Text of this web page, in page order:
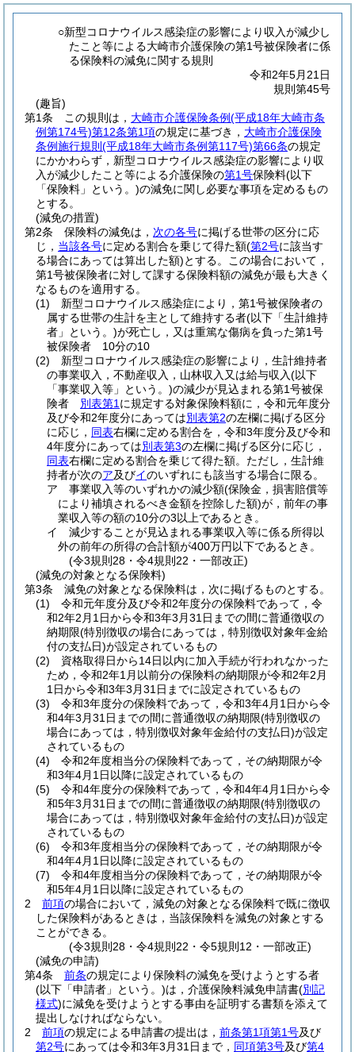
○新型コロナウイルス感染症の影響により収入が減少し
たこと等による大崎市介護保険の第1号被保険者に係
る保険料の減免に関する規則
令和2年5月21日
規則第45号
(趣旨)
第1条
この規則は， 大崎市介護保険条例(平成18年大崎市条
例第174号)第12条第1項の規定に基づき， 大崎市介護保険
条例施行規則 (平成18年大崎市条例第117号)第66条の規定
にかかわらず，新型コロナウイルス感染症の影響により収
入が減少したこと等による介護保険の第1号保険料(以下
「保険料」という。)の減免に関し必要な事項を定めるもの
とする。
(減免の措置)
第2条
保険料の減免は， 次の各号に掲げる世帯の区分に応
じ， 当該各号に定める割合を乗じて得た額(第2号に該当す
る場合にあっては算出した額)とする。
この場合において，
第1号被保険者に対して課する保険料額の減免が最も大きく
なるものを適用する。
(1)
新型コロナウイルス感染症により，第1号被保険者の
属する世帯の生計を主として維持する者(以下「生計維持
者」という。)が死亡し，又は重篤な傷病を負った第1号
被保険者 10分の10
(2)
新型コロナウイルス感染症の影響により，生計維持者
の事業収入，不動産収入，山林収入又は給与収入(以下
「事業収入等」という。)の減少が見込まれる第1号被保
険者 別表第1 に規定する対象保険料額に，令和元年度分
及び令和2年度分にあっては別表第2の左欄に掲げる区分
に応じ， 同表右欄に定める割合を，令和3年度分及び令和
4年度分にあっては別表第3の左欄に掲げる区分に応じ，
同表右欄に定める割合を乗じて得た額。 ただし，生計維
持者が次のア及びイのいずれにも該当する場合に限る。
ア
事業収入等のいずれかの減少額(保険金，損害賠償等
により補填されるべき金額を控除した額)が，前年の事
業収入等の額の10分の3以上であるとき。
イ
減少することが見込まれる事業収入等に係る所得以
外の前年の所得の合計額が400万円以下であるとき。
(令3規則28・令4規則22・一部改正)
(減免の対象となる保険料)
第3条
減免の対象となる保険料は，次に掲げるものとする。
(1)
令和元年度分及び令和2年度分の保険料であって，令
和2年2月1日から令和3年3月31日までの間に普通徴収の
納期限(特別徴収の場合にあっては，特別徴収対象年金給
付の支払日)が設定されているもの
(2)
資格取得日から14日以内に加入手続が行われなかった
ため，令和2年1月以前分の保険料の納期限が令和2年2月
1日から令和3年3月31日までに設定されているもの
(3)
令和3年度分の保険料であって，令和3年4月1日から令
和4年3月31日までの間に普通徴収の納期限(特別徴収の
場合にあっては，特別徴収対象年金給付の支払日)が設定
されているもの
(4)
令和2年度相当分の保険料であって，その納期限が令
和3年4月1日以降に設定されているもの
(5)
令和4年度分の保険料であって，令和4年4月1日から令
和5年3月31日までの間に普通徴収の納期限(特別徴収の
場合にあっては，特別徴収対象年金給付の支払日)が設定
されているもの
(6)
令和3年度相当分の保険料であって，その納期限が令
和4年4月1日以降に設定されているもの
(7)
令和4年度相当分の保険料であって，その納期限が令
和5年4月1日以降に設定されているもの
2
前項の場合において，減免の対象となる保険料で既に徴収
した保険料があるときは，当該保険料を減免の対象とする
ことができる。
(令3規則28・令4規則22・令5規則12・一部改正)
(減免の申請)
第4条
前条の規定により保険料の減免を受けようとする者
(以下「申請者」という。)は，介護保険料減免申請書(別記
様式)に減免を受けようとする事由を証明する書類を添えて
提出しなければならない。
2
前項の規定による申請書の提出は， 前条第1項第1号及び
第2号にあっては令和3年3月31日まで， 同項第3号及び第4